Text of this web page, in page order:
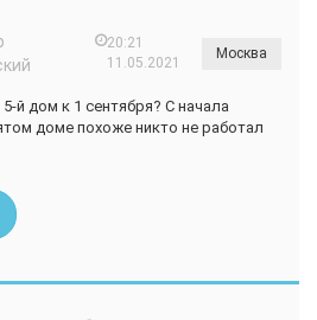
20:21
11.05.2021
Москва
й дом к 1 сентября? С начала
доме похоже никто не работал